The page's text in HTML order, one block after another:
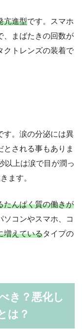
亢進型です。スマホ
、まばたきの回数が
クトレンズの装着で
す。涙の分泌には異
される事もありま
以上は涙で目が潤っ
ます。
たんぱく質の働きが
ソコンやスマホ、コ
増えているタイプの
き？悪化し
は？